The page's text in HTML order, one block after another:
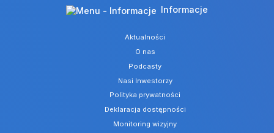
Informacje
Aktualności
O nas
Podcasty
Nasi Inwestorzy
Polityka prywatności
Deklaracja dostępności
Monitoring wizyjny